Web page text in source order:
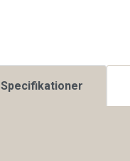
Specifikationer